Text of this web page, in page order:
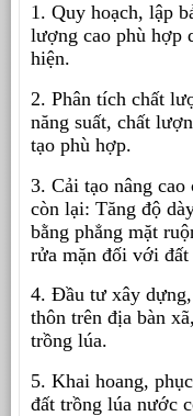
1. Quy hoạch, lập
lượng cao phù hợp
hiện.
2. Phân tích chất
năng suất, chất
tạo phù hợp.
3. Cải tạo nâng
còn lại: Tăng độ
bằng phẳng mặt
rửa mặn đối với đất
4. Đầu tư xây
thôn trên địa bàn
trồng lúa.
5. Khai hoang,
đất trồng lúa nước